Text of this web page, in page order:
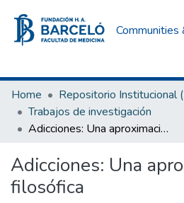
Communities
Home
Trabajos de investigación
Adicciones: Una aproximación filosófica
Adicciones: Una
filosófica